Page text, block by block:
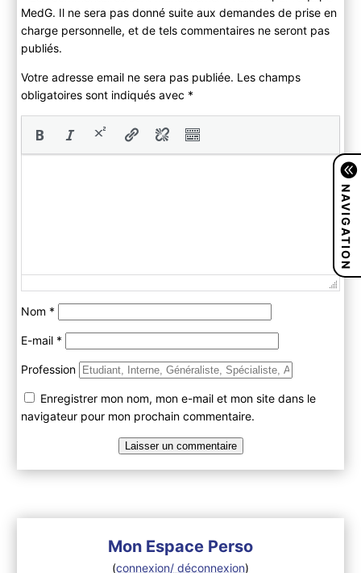
MedG. Il ne sera pas donné suite aux demandes de prise en
charge personnelle, et de tels commentaires ne seront pas
publiés.
Votre adresse email ne sera pas publiée. Les champs
obligatoires sont indiqués avec *
Nom *
E-mail *
Profession
Enregistrer mon nom, mon e-mail et mon site dans le
navigateur pour mon prochain commentaire.
Mon Espace Perso
(connexion/ déconnexion)
NAVIGATION